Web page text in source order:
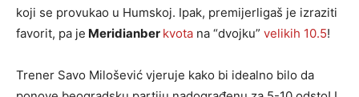
koji se provukao u Humskoj. Ipak, premijerligaš je izraziti
favorit, pa je Meridianber kvota na “dvojku” velikih 10.5!
Trener Savo Milošević vjeruje kako bi idealno bilo da